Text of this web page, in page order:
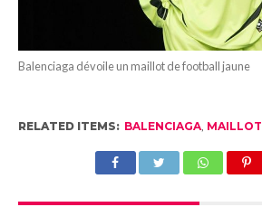
Balenciaga dévoile un maillot de football jaune
RELATED ITEMS: BALENCIAGA, MAILLOT